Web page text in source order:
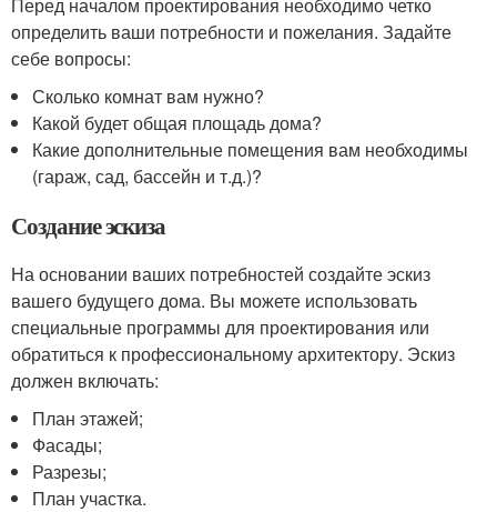
определить ваши потребности и пожелания. Задайте
себе вопросы:
Сколько комнат вам нужно?
Какой будет общая площадь дома?
Какие дополнительные помещения вам необходимы
(гараж, сад, бассейн и т.д.)?
Создание эскиза
На основании ваших потребностей создайте эскиз
вашего будущего дома. Вы можете использовать
специальные программы для проектирования или
обратиться к профессиональному архитектору. Эскиз
должен включать:
План этажей;
Фасады;
Разрезы;
План участка.